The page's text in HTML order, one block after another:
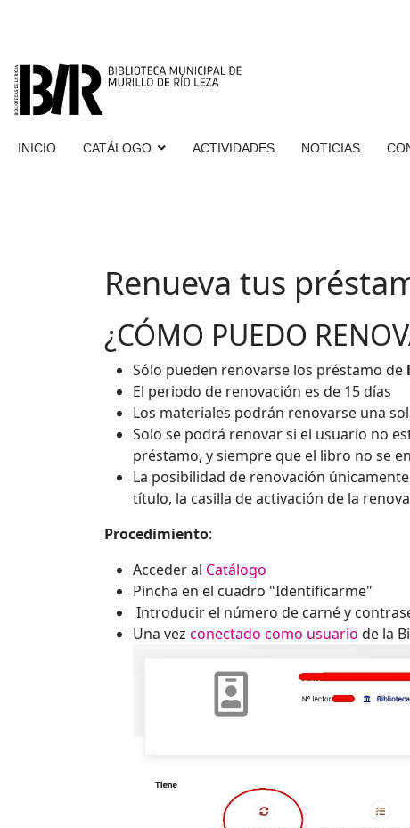
INICIO CATÁLOGO ACTIVIDADES NOTICIAS
Renueva tus
¿CÓMO PUEDO
Sólo pueden renovarse los préstamo de
El periodo de renovación es de 15 días
Los materiales podrán renovarse una
Solo se podrá renovar si el usuario no
préstamo, y siempre que el libro no se
La posibilidad de renovación únicamente
título, la casilla de activación de la
Procedimiento:
Acceder al Catálogo
Pincha en el cuadro "Identificarme"
Introducir el número de carné y
Una vez conectado como usuario de la